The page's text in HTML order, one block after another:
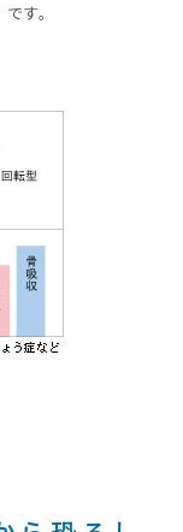
す。